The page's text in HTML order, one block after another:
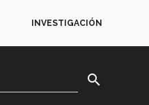
INVESTIGACIÓN
search